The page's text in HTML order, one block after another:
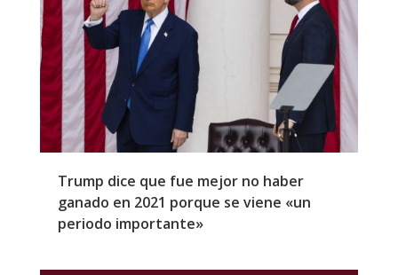
Trump dice que fue mejor no haber
ganado en 2021 porque se viene «un
periodo importante»